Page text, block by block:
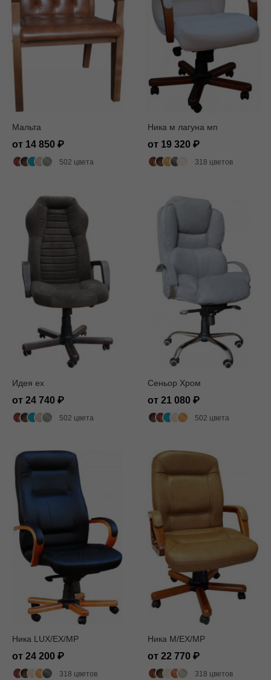
Мальта
от 14 850
502 цвета
Ника м лагуна мп
от 19 320
318 цветов
Идея ех
от 24 740
502 цвета
Сеньор Хром
от 21 080
502 цвета
Ника LUX/EX/MP
от 24 200
318 цветов
Ника M/EX/MP
от 22 770
318 цветов